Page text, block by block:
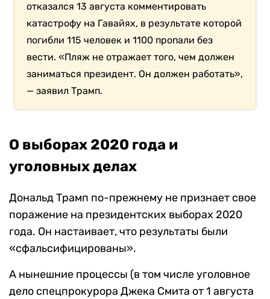
отказался 13 августа комментировать
катастрофу на Гавайях, в результате которой
погибли 115 человек и 1100 пропали без
вести. «Пляж не отражает того, чем должен
заниматься президент. Он должен работать»,
— заявил Трамп.
О выборах 2020 года и
уголовных делах
Дональд Трамп по-прежнему не признает свое
поражение на президентских выборах 2020
года. Он настаивает, что результаты были
«сфальсифицированы».
А нынешние процессы (в том числе уголовное
дело спецпрокурора Джека Смита от 1 августа